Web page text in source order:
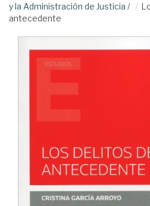
y la Administración de Justicia /
antecedente